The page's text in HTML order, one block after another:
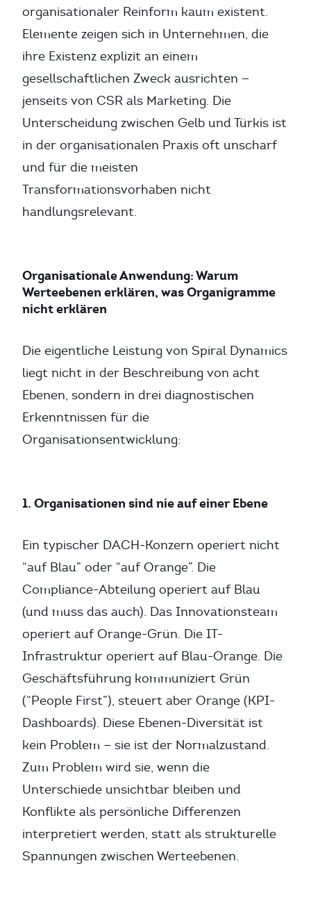
organisationaler Reinform kaum existent.
Elemente zeigen sich in Unternehmen, die
ihre Existenz explizit an einem
gesellschaftlichen Zweck ausrichten —
jenseits von CSR als Marketing. Die
Unterscheidung zwischen Gelb und Türkis ist
in der organisationalen Praxis oft unscharf
und für die meisten
Transformationsvorhaben nicht
handlungsrelevant.
Organisationale Anwendung: Warum
Werteebenen erklären, was Organigramme
nicht erklären
Die eigentliche Leistung von Spiral Dynamics
liegt nicht in der Beschreibung von acht
Ebenen, sondern in drei diagnostischen
Erkenntnissen für die
Organisationsentwicklung:
1. Organisationen sind nie auf einer Ebene
Ein typischer DACH-Konzern operiert nicht
“auf Blau” oder “auf Orange”. Die
Compliance-Abteilung operiert auf Blau
(und muss das auch). Das Innovationsteam
operiert auf Orange-Grün. Die IT-
Infrastruktur operiert auf Blau-Orange. Die
Geschäftsführung kommuniziert Grün
(“People First”), steuert aber Orange (KPI-
Dashboards). Diese Ebenen-Diversität ist
kein Problem — sie ist der Normalzustand.
Zum Problem wird sie, wenn die
Unterschiede unsichtbar bleiben und
Konflikte als persönliche Differenzen
interpretiert werden, statt als strukturelle
Spannungen zwischen Werteebenen.